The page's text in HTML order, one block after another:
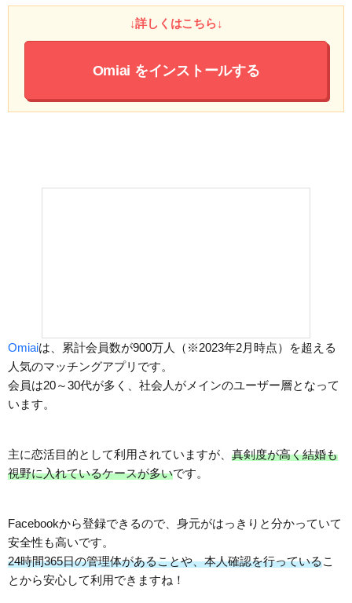
↓詳しくはこちら↓
Omiai をインストールする
Omiaiは、累計会員数が900万人（※2023年2月時点）を超える
人気のマッチングアプリです。
会員は20～30代が多く、社会人がメインのユーザー層となって
います。
主に恋活目的として利用されていますが、 真剣度が高く結婚も
視野に入れているケースが多いです。
Facebookから登録できるので、身元がはっきりと分かっていて
安全性も高いです。
24時間365日の管理体があることや、本人確認を行っているこ
とから安心して利用できますね！